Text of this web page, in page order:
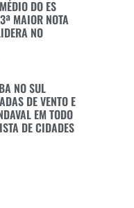
DO ES
MAIOR NOTA
NO
NO SUL
DE VENTO E
EM TODO
DE CIDADES